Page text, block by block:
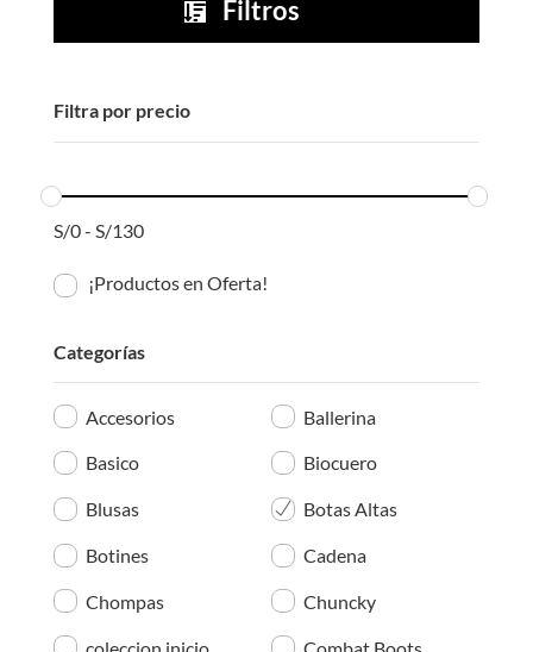
 Filtros
Filtra por precio
S/0- S/130
¡Productos en Oferta!
Categorías
Accesorios Ballerina
Basico Biocuero
Blusas Botas Altas
Botines Cadena
Chompas Chuncky
coleccion inicio Combat Boots